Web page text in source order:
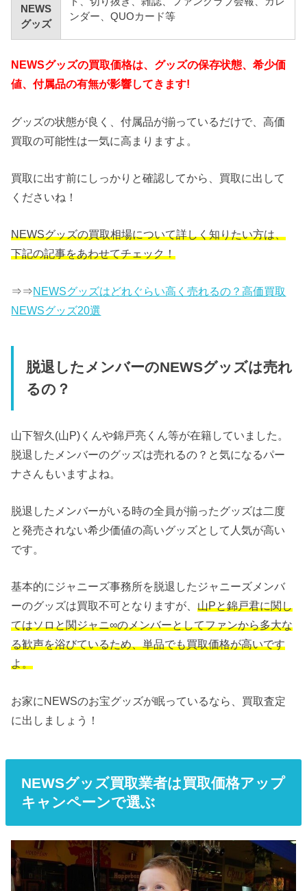
NEWS
グッズ
ンダー、QUOカード等
NEWSグッズの買取価格は、グッズの保存状態、希少価
値、付属品の有無が影響してきます!
グッズの状態が良く、付属品が揃っているだけで、高価
買取の可能性は一気に高まりますよ。
買取に出す前にしっかりと確認してから、買取に出して
くださいね！
NEWSグッズの買取相場について詳しく知りたい方は、
下記の記事をあわせてチェック！
⇒⇒NEWSグッズはどれぐらい高く売れるの？高価買取
NEWSグッズ20選
脱退したメンバーのNEWSグッズは売れ
るの？
山下智久(山P)くんや錦戸亮くん等が在籍していました。
脱退したメンバーのグッズは売れるの？と気になるパー
ナさんもいますよね。
脱退したメンバーがいる時の全員が揃ったグッズは二度
と発売されない希少価値の高いグッズとして人気が高い
です。
基本的にジャニーズ事務所を脱退したジャニーズメンバ
ーのグッズは買取不可となりますが、山Pと錦戸君に関し
てはソロと関ジャニ∞のメンバーとしてファンから多大な
る歓声を浴びているため、単品でも買取価格が高いです
よ。
お家にNEWSのお宝グッズが眠っているなら、買取査定
に出しましょう！
NEWSグッズ買取業者は買取価格アップ
キャンペーンで選ぶ